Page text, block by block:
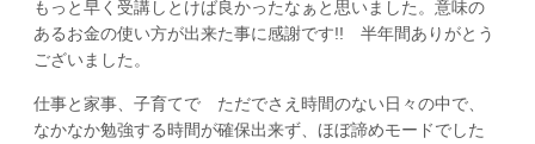
もっと早く受講しとけば良かったなぁと思いました。意味の
あるお金の使い方が出来た事に感謝です!! 半年間ありがとう
ございました。
仕事と家事、子育てで ただでさえ時間のない日々の中で、
なかなか勉強する時間が確保出来ず、ほぼ諦めモードでした